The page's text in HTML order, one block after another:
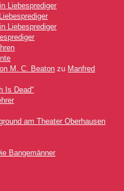
Liebesprediger
Liebesprediger
M. C. Beaton zu Manfred
Is Dead“
am Theater Oberhausen
Bangemänner